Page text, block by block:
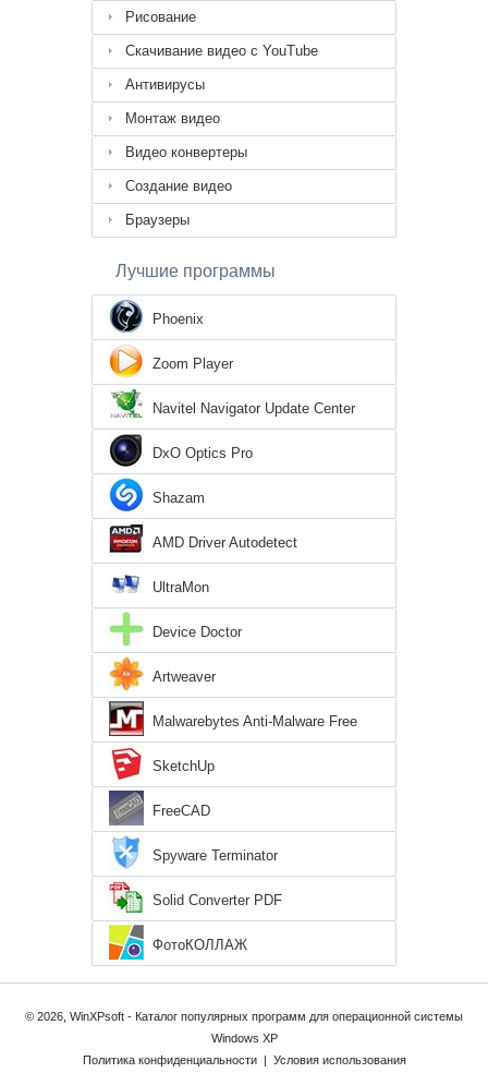
Рисование
Скачивание видео с YouTube
Антивирусы
Монтаж видео
Видео конвертеры
Создание видео
Браузеры
Лучшие программы
Phoenix
Zoom Player
Navitel Navigator Update Center
DxO Optics Pro
Shazam
AMD Driver Autodetect
UltraMon
Device Doctor
Artweaver
Malwarebytes Anti-Malware Free
SketchUp
FreeCAD
Spyware Terminator
Solid Converter PDF
ФотоКОЛЛАЖ
© 2026, WinXPsoft - Каталог популярных программ для операционной системы
Windows XP
Политика конфиденциальности
Условия использования